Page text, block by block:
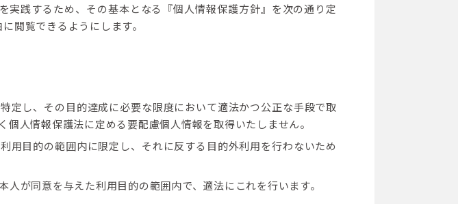
エンハンス
践するため、その基本となる『個人情報保護方針』を次の通り定
閲覧できるようにします。
定し、その目的達成に必要な限度において適法かつ公正な手段で取
人情報保護法に定める要配慮個人情報を取得いたしません。
用目的の範囲内に限定し、それに反する目的外利用を行わないため
が同意を与えた利用目的の範囲内で、適法にこれを行います。